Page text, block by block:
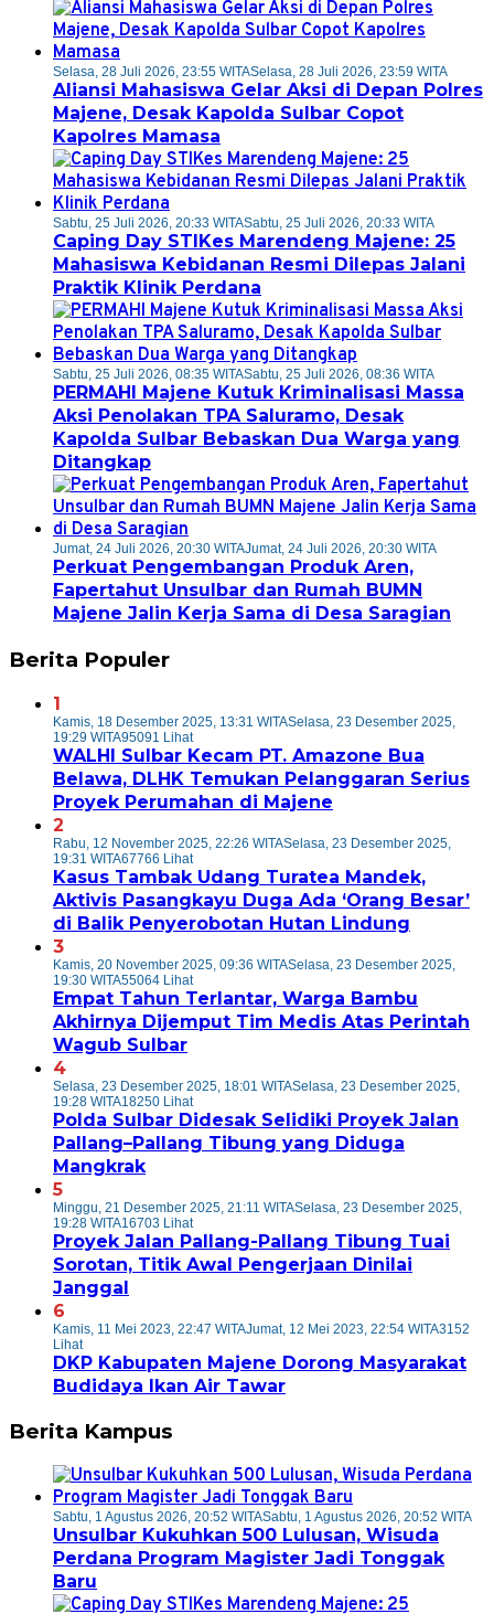
Selasa, 28 Juli 2026, 23:55 WITASelasa, 28 Juli 2026, 23:59 WITA
Aliansi Mahasiswa Gelar Aksi di Depan Polres
Majene, Desak Kapolda Sulbar Copot
Kapolres Mamasa
Sabtu, 25 Juli 2026, 20:33 WITASabtu, 25 Juli 2026, 20:33 WITA
Caping Day STIKes Marendeng Majene: 25
Mahasiswa Kebidanan Resmi Dilepas Jalani
Praktik Klinik Perdana
Sabtu, 25 Juli 2026, 08:35 WITASabtu, 25 Juli 2026, 08:36 WITA
PERMAHI Majene Kutuk Kriminalisasi Massa
Aksi Penolakan TPA Saluramo, Desak
Kapolda Sulbar Bebaskan Dua Warga yang
Ditangkap
Jumat, 24 Juli 2026, 20:30 WITAJumat, 24 Juli 2026, 20:30 WITA
Perkuat Pengembangan Produk Aren,
Fapertahut Unsulbar dan Rumah BUMN
Majene Jalin Kerja Sama di Desa Saragian
Berita Populer
1
Kamis, 18 Desember 2025, 13:31 WITASelasa, 23 Desember 2025,
19:29 WITA95091 Lihat
WALHI Sulbar Kecam PT. Amazone Bua
Belawa, DLHK Temukan Pelanggaran Serius
Proyek Perumahan di Majene
2
Rabu, 12 November 2025, 22:26 WITASelasa, 23 Desember 2025,
19:31 WITA67766 Lihat
Kasus Tambak Udang Turatea Mandek,
Aktivis Pasangkayu Duga Ada ‘Orang Besar’
di Balik Penyerobotan Hutan Lindung
3
Kamis, 20 November 2025, 09:36 WITASelasa, 23 Desember 2025,
19:30 WITA55064 Lihat
Empat Tahun Terlantar, Warga Bambu
Akhirnya Dijemput Tim Medis Atas Perintah
Wagub Sulbar
4
Selasa, 23 Desember 2025, 18:01 WITASelasa, 23 Desember 2025,
19:28 WITA18250 Lihat
Polda Sulbar Didesak Selidiki Proyek Jalan
Pallang–Pallang Tibung yang Diduga
Mangkrak
5
Minggu, 21 Desember 2025, 21:11 WITASelasa, 23 Desember 2025,
19:28 WITA16703 Lihat
Proyek Jalan Pallang-Pallang Tibung Tuai
Sorotan, Titik Awal Pengerjaan Dinilai
Janggal
6
Kamis, 11 Mei 2023, 22:47 WITAJumat, 12 Mei 2023, 22:54 WITA3152
Lihat
DKP Kabupaten Majene Dorong Masyarakat
Budidaya Ikan Air Tawar
Berita Kampus
Sabtu, 1 Agustus 2026, 20:52 WITASabtu, 1 Agustus 2026, 20:52 WITA
Unsulbar Kukuhkan 500 Lulusan, Wisuda
Perdana Program Magister Jadi Tonggak
Baru